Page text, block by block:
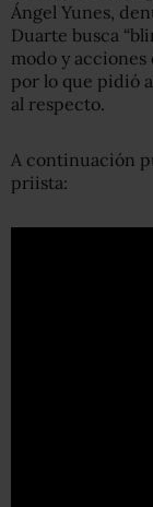
Ángel Yunes,
Duarte busca
modo y acciones
por lo que pidió
al respecto.
A continuación
priista: